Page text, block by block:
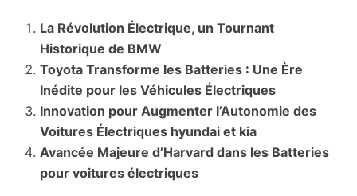
La Révolution Électrique, un Tournant
Historique de BMW
Toyota Transforme les Batteries : Une Ère
Inédite pour les Véhicules Électriques
Innovation pour Augmenter l’Autonomie des
Voitures Électriques hyundai et kia
Avancée Majeure d’Harvard dans les Batteries
pour voitures électriques